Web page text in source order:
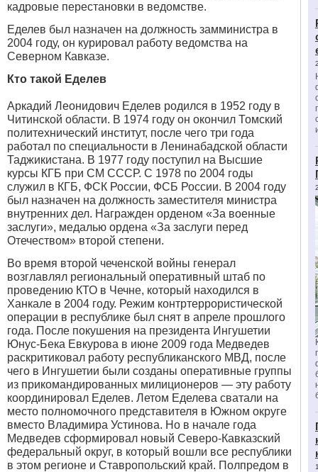
кадровые перестановки в ведомстве.
Еделев был назначен на должность замминистра в
2004 году, он курировал работу ведомства на
Северном Кавказе.
Кто такой Еделев
Аркадий Леонидович Еделев родился в 1952 году в
Читинской области. В 1974 году он окончил Томский
политехнический институт, после чего три года
работал по специальности в Ленинабадской области
Таджикистана. В 1977 году поступил на Высшие
курсы КГБ при СМ СССР. С 1978 по 2004 годы
служил в КГБ, ФСК России, ФСБ России. В 2004 году
был назначен на должность заместителя министра
внутренних дел. Награжден орденом «За военные
заслуги», медалью ордена «За заслуги перед
Отечеством» второй степени.
Во время второй чеченской войны генерал
возглавлял региональный оперативный штаб по
проведению КТО в Чечне, который находился в
Ханкале в 2004 году. Режим контртеррористической
операции в республике был снят в апреле прошлого
года. После покушения на президента Ингушетии
Юнус-Бека Евкурова в июне 2009 года Медведев
раскритиковал работу республиканского МВД, после
чего в Ингушетии были созданы оперативные группы
из прикомандированных милиционеров — эту работу
координировал Еделев. Летом Еделева сватали на
место полномочного представителя в Южном округе
вместо Владимира Устинова. Но в начале года
Медведев сформировал новый Северо-Кавказский
федеральный округ, в который вошли все республики
в этом регионе и Ставропольский край. Полпредом в